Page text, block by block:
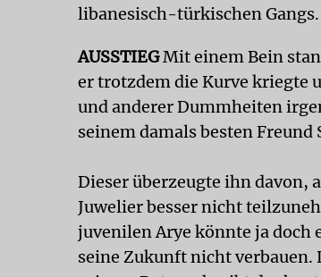
libanesisch-türkischen Gangs.
AUSSTIEGMit einem Bein
er trotzdem die Kurve kriegte
und anderer Dummheiten
seinem damals besten Freund
Dieser überzeugte ihn davon,
Juwelier besser nicht
juvenilen Arye könnte ja doch
seine Zukunft nicht verbauen.